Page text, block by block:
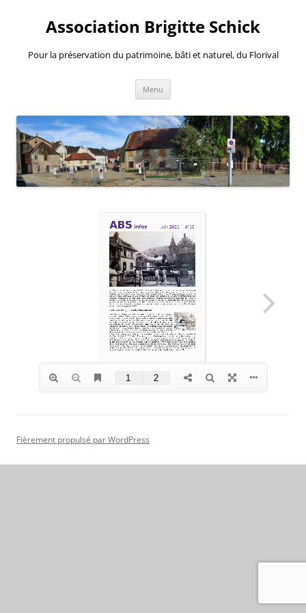
contenuAssociation Brigitte Schick
Pour la préservation du patrimoine, bâti et naturel, du Florival
Menu
Fièrement propulsé par WordPress